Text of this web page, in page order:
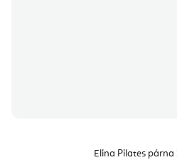
Elina Pilates párna